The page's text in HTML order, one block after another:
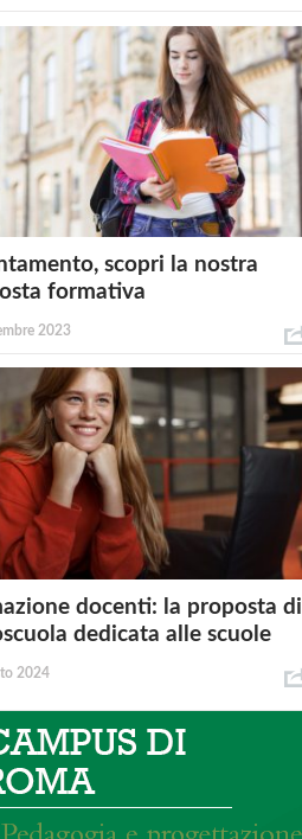
scopri la nostra
formativa
2023
docenti: la proposta di
dedicata alle scuole
2024